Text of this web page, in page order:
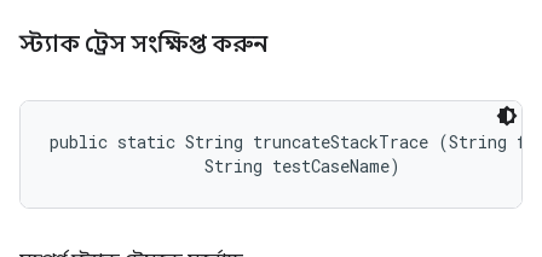
স্ট্যাক ট্রেস সংক্ষিপ্ত করুন
public static String truncateStackTrace (String
                String testCaseName)